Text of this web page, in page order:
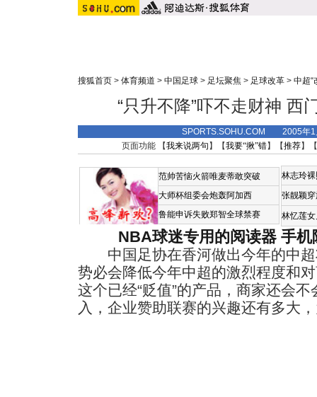
搜狐首页 > 体育频道 > 中国足球 > 足坛聚焦 > 足球改革 > 中超“
“只升不降”吓不走财神 西
SPORTS.SOHU.COM 2005年
页面功能 【我来说两句 】【我要“揪”错】【推荐】
范帅苦恼火箭唯麦蒂敢突破
大师杯组委会炮轰阿加西
鲁能申诉失败郑智全球禁赛
林志玲
张靓颖
林忆莲
NBA球迷专用的阅读器 手机
中国足协在香河做出今年的中超
势必会降低今年中超的激烈程度和
这个已经“贬值”的产品，商家还会
入，企业赞助联赛的兴趣还有多大